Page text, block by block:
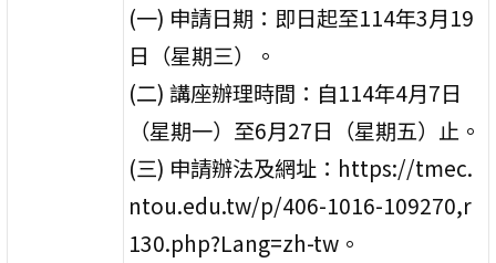
(一) 申請日期：即日起至114年3月19
日（星期三）。
(二) 講座辦理時間：自114年4月7日
（星期一）至6月27日（星期五）止。
(三) 申請辦法及網址：https://tmec.
ntou.edu.tw/p/406-1016-109270,r
130.php?Lang=zh-tw。